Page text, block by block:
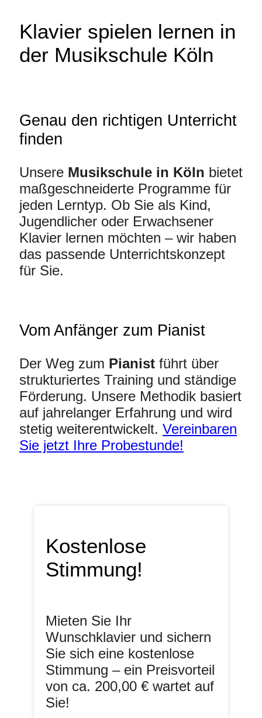
Klavier spielen lernen in
der Musikschule Köln
Genau den richtigen Unterricht
finden
Unsere Musikschule in Köln bietet
maßgeschneiderte Programme für
jeden Lerntyp. Ob Sie als Kind,
Jugendlicher oder Erwachsener
Klavier lernen möchten – wir haben
das passende Unterrichtskonzept
für Sie.
Vom Anfänger zum Pianist
Der Weg zum Pianist führt über
strukturiertes Training und ständige
Förderung. Unsere Methodik basiert
auf jahrelanger Erfahrung und wird
stetig weiterentwickelt. Vereinbaren
Sie jetzt Ihre Probestunde!
Kostenlose
Stimmung!
Mieten Sie Ihr
Wunschklavier und sichern
Sie sich eine kostenlose
Stimmung – ein Preisvorteil
von ca. 200,00 € wartet auf
Sie!